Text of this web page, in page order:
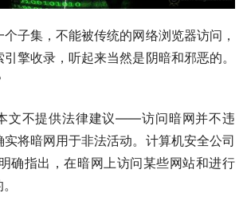
子集，不能被传统的网络浏览器访问，
擎收录，听起来当然是阴暗和邪恶的。
不提供法律建议——访问暗网并不违
将暗网用于非法活动。计算机安全公司
确指出，在暗网上访问某些网站和进行